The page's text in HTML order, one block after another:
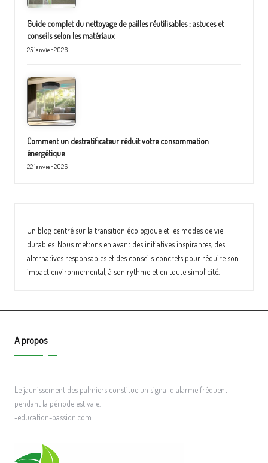
Guide complet du nettoyage de pailles réutilisables : astuces et
conseils selon les matériaux
25 janvier 2026
Comment un destratificateur réduit votre consommation
énergétique
22 janvier 2026
Un blog centré sur la transition écologique et les modes de vie
durables. Nous mettons en avant des initiatives inspirantes, des
alternatives responsables et des conseils concrets pour réduire son
impact environnemental, à son rythme et en toute simplicité.
A propos
Le jaunissement des palmiers constitue un signal d'alarme fréquent
pendant la période estivale.
-education-passion.com